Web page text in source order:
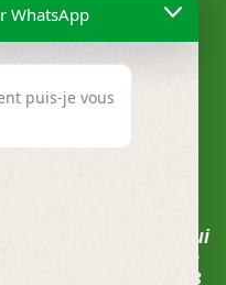
La rue du pavé qui
juste après la Mairie
FECECAM-CEB
WhatsApp
puis-je vous